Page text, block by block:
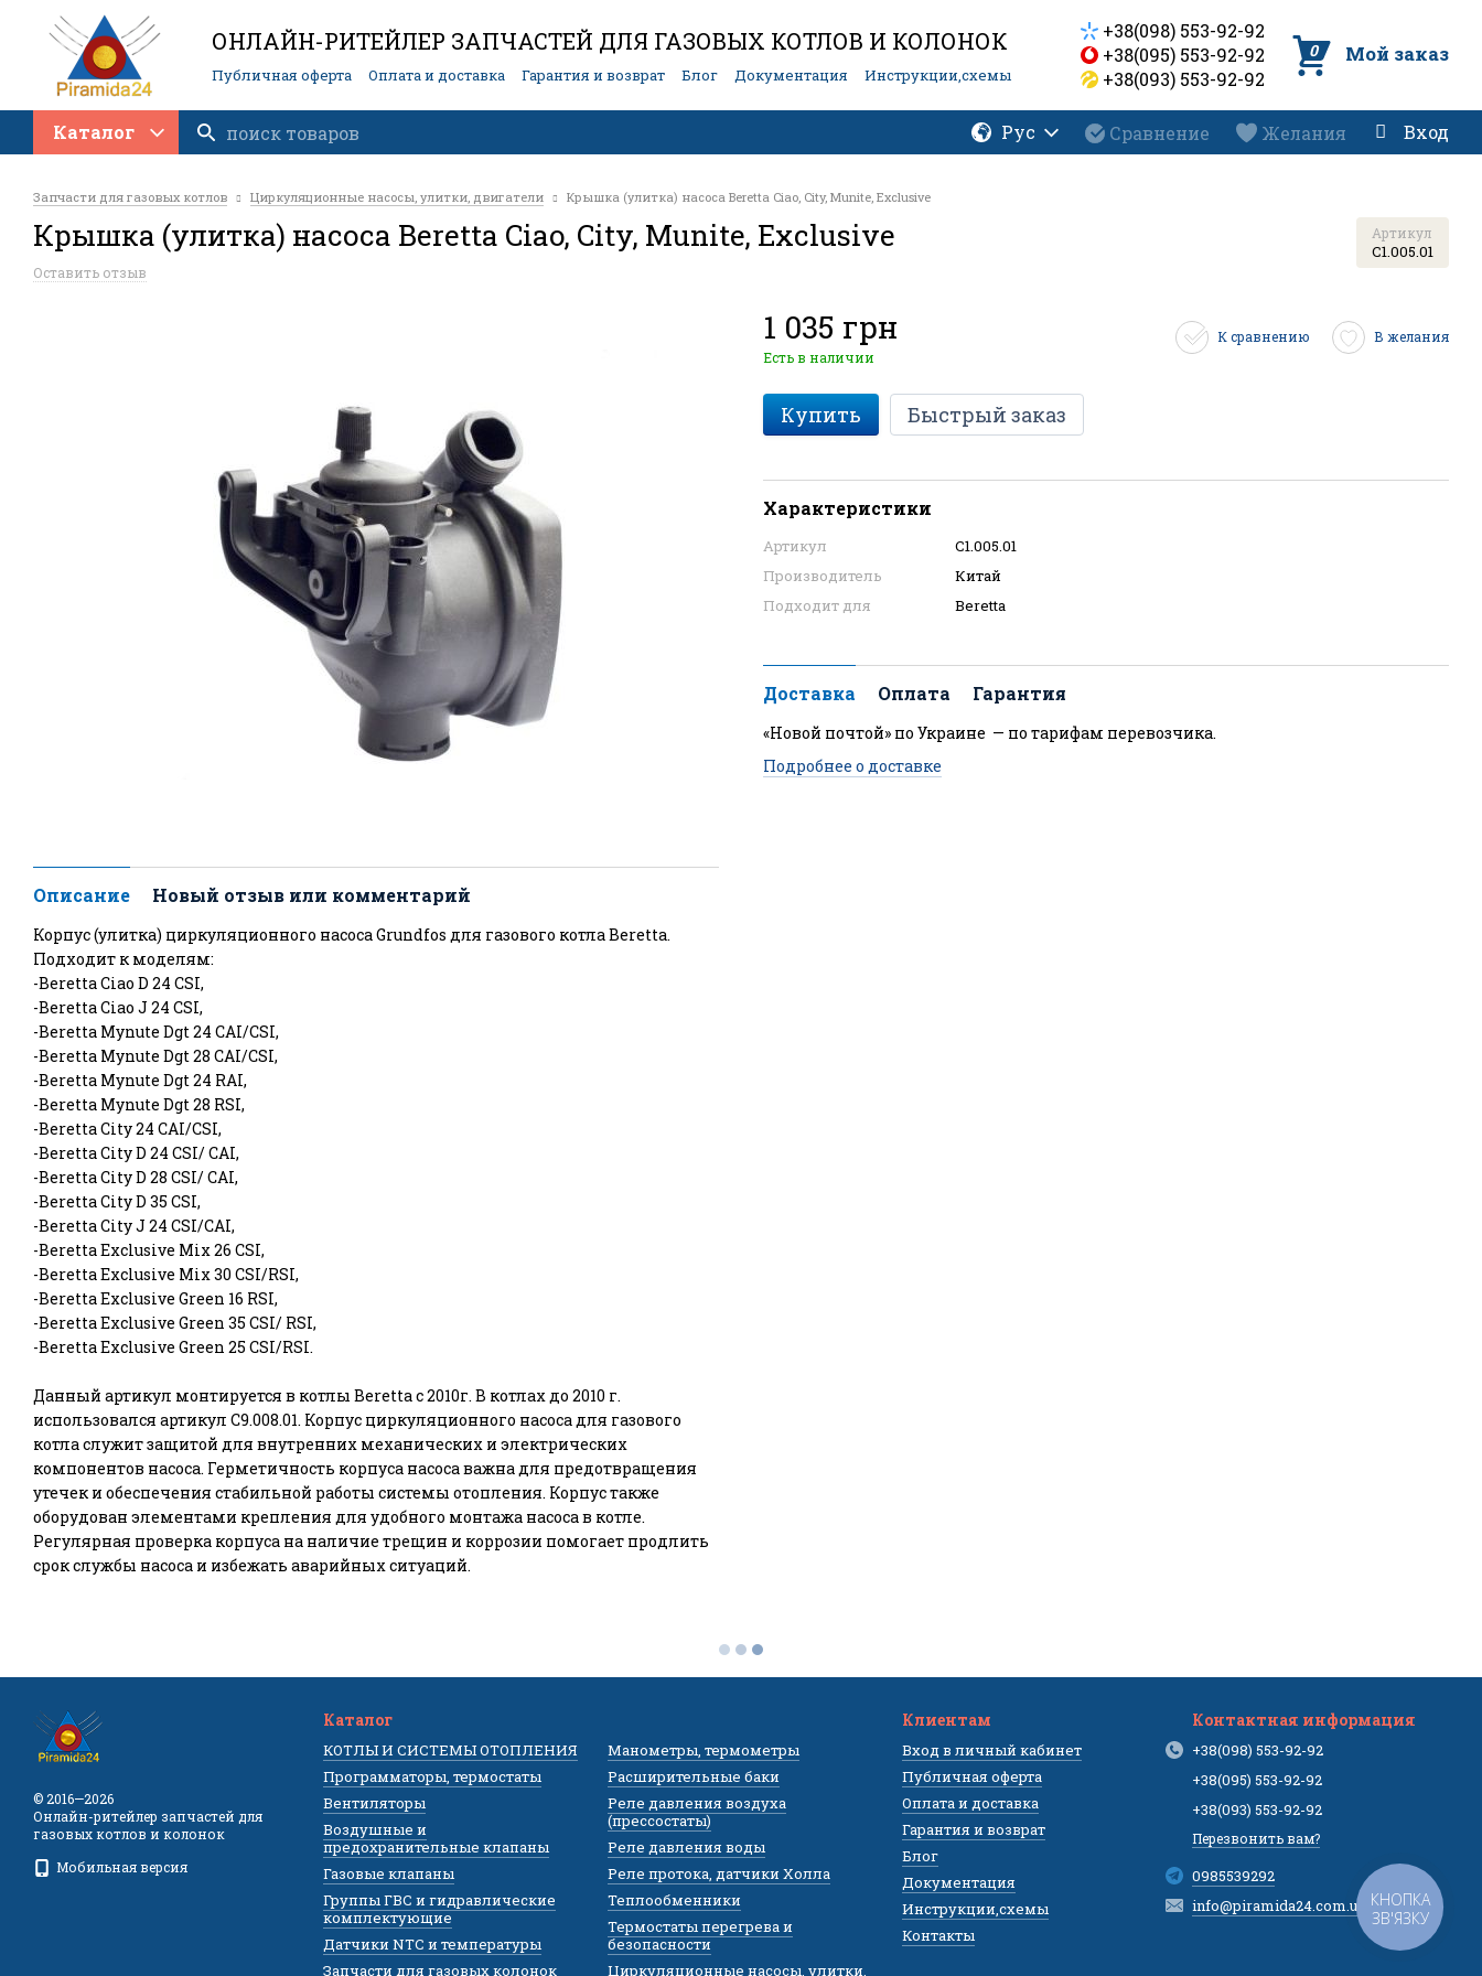
ОНЛАЙН-РИТЕЙЛЕР ЗАПЧАСТЕЙ ДЛЯ ГАЗОВЫХ КОТЛОВ И КОЛОНОК
Публичная оферта Оплата и доставка Гарантия и возврат Блог Документация
Инструкции,схемы
+38(098) 553-92-92
+38(095) 553-92-92
+38(093) 553-92-92
0 Мой заказ
Каталог Рус Сравнение Желания Вход
Запчасти для газовых котлов Циркуляционные насосы, улитки, двигатели Крышка (улитка) насоса Beretta Ciao, City, Munite, Exclusive
Крышка (улитка) насоса Beretta Ciao, City, Munite, Exclusive Артикул
C1.005.01
Оставить отзыв
Описание Новый отзыв или комментарий
Корпус (улитка) циркуляционного насоса Grundfos для газового котла Beretta.
Подходит к моделям:
-Beretta Ciao D 24 CSI,
-Beretta Ciao J 24 CSI,
-Beretta Mynute Dgt 24 CAI/CSI,
-Beretta Mynute Dgt 28 CAI/CSI,
-Beretta Mynute Dgt 24 RAI,
-Beretta Mynute Dgt 28 RSI,
-Beretta City 24 CAI/CSI,
-Beretta City D 24 CSI/ CAI,
-Beretta City D 28 CSI/ CAI,
-Beretta City D 35 CSI,
-Beretta City J 24 CSI/CAI,
-Beretta Exclusive Mix 26 CSI,
-Beretta Exclusive Mix 30 CSI/RSI,
-Beretta Exclusive Green 16 RSI,
-Beretta Exclusive Green 35 CSI/ RSI,
-Beretta Exclusive Green 25 CSI/RSI.
Данный артикул монтируется в котлы Beretta с 2010г. В котлах до 2010 г.
использовался артикул C9.008.01. Корпус циркуляционного насоса для газового
котла служит защитой для внутренних механических и электрических
компонентов насоса. Герметичность корпуса насоса важна для предотвращения
утечек и обеспечения стабильной работы системы отопления. Корпус также
оборудован элементами крепления для удобного монтажа насоса в котле.
Регулярная проверка корпуса на наличие трещин и коррозии помогает продлить
срок службы насоса и избежать аварийных ситуаций.
1 035 грн
Есть в наличии
К сравнению В желания
Купить Быстрый заказ
Характеристики
Артикул
C1.005.01
Производитель
Китай
Подходит для
Beretta
Доставка Оплата Гарантия
«Новой почтой» по Украине — по тарифам перевозчика.
Подробнее о доставке
© 2016—2026
Онлайн-ритейлер запчастей для
газовых котлов и колонок
Мобильная версия
Каталог
КОТЛЫ И СИСТЕМЫ ОТОПЛЕНИЯ
Программаторы, термостаты
Вентиляторы
Воздушные и
предохранительные клапаны
Газовые клапаны
Группы ГВС и гидравлические
комплектующие
Датчики NTC и температуры
Запчасти для газовых колонок
Манометры, термометры
Расширительные баки
Реле давления воздуха
(прессостаты)
Реле давления воды
Реле протока, датчики Холла
Теплообменники
Термостаты перегрева и
безопасности
Циркуляционные насосы, улитки,
Клиентам
Вход в личный кабинет
Публичная оферта
Оплата и доставка
Гарантия и возврат
Блог
Документация
Инструкции,схемы
Контакты
Контактная информация
+38(098) 553-92-92
+38(095) 553-92-92
+38(093) 553-92-92
Перезвонить вам?
0985539292
info@piramida24.com.ua
КНОПКА
ЗВ'ЯЗКУ